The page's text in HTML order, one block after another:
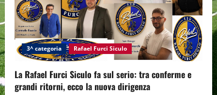
3^ categoria Rafael Furci Siculo
La Rafael Furci Siculo fa sul serio: tra conferme e
grandi ritorni, ecco la nuova dirigenza